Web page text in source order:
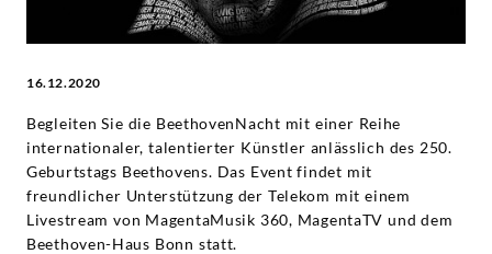
Deutsche
Grammophon
16.12.2020
Begleiten Sie die BeethovenNacht mit einer Reihe
internationaler, talentierter Künstler anlässlich des 250.
Geburtstags Beethovens. Das Event findet mit
freundlicher Unterstützung der Telekom mit einem
Livestream von MagentaMusik 360, MagentaTV und dem
Beethoven-Haus Bonn statt.